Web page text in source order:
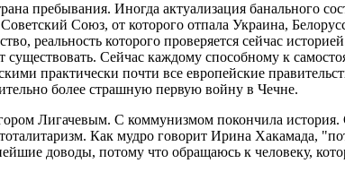
пребывания. Иногда актуализация банального
Союз, от которого отпала Украина,
реальность которого проверяется сейчас
Сейчас каждому способному к
практически почти все европейские
более страшную первую войну в Чечне.
Лигачевым. С коммунизмом покончила
Как мудро говорит Ирина Хакамада,
доводы, потому что обращаюсь к человеку,